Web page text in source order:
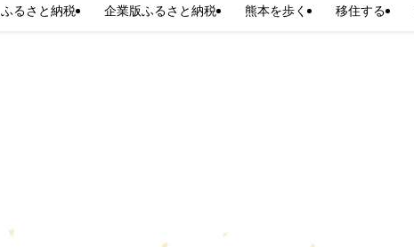
ふるさと納税 企業版ふるさと納税 熊本を歩く 移住する